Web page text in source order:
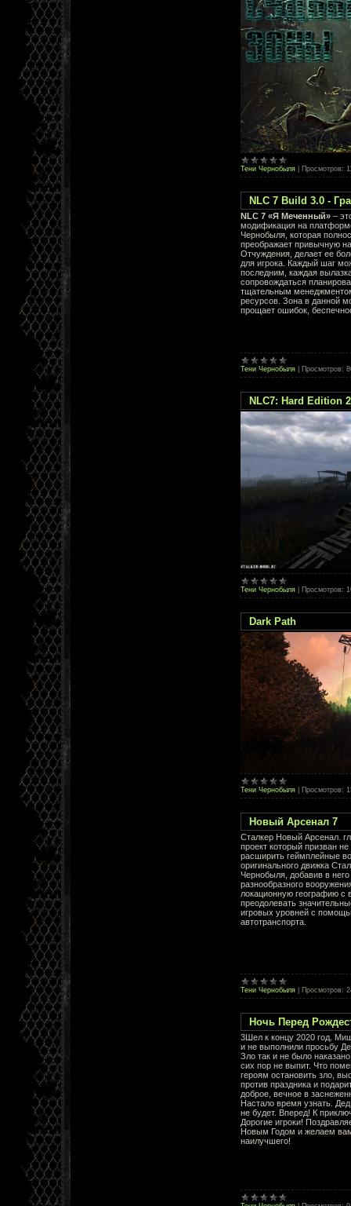
Тени Чернобыля Просмотров:
NLC 7 Build 3.0 -
NLC 7 «Я Меченный» –
модификация на
Чернобыля, которая
преображает привычную
Отчуждения, делает ее
для игрока. Каждый шаг
последним, каждая
сопровождаться
тщательным
ресурсов. Зона в данной
прощает ошибок,
Тени Чернобыля Просмотров:
NLC7: Hard Edition
Тени Чернобыля Просмотров:
Dark Path
Тени Чернобыля Просмотров:
Новый Арсенал 7
Сталкер Новый Арсенал.
проект который призван не
расширить геймплейные
оригинального движка
Чернобыля, добавив в
разнообразного
локационную географию с
преодолевать
игровых уровней с
автотранспорта.
Тени Чернобыля Просмотров:
Ночь Перед
3Шел к концу 2020 год.
и не выполнили просьбу
Зло так и не было
сих пор не выпит. Что
героям остановить зло,
против праздника и
доброе, вечное в
Настало время узнать.
не будет. Вперед! К
Дорогие игроки!
Новым Годом и желаем
наилучшего!